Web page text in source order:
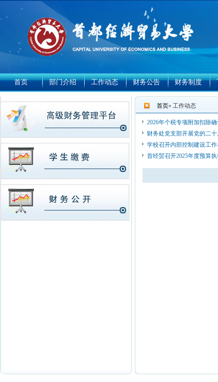
首页 部门介绍 工作动态 财务公告 财务制度
首页» 工作动态
2026年个税专项附加扣除
财务处党支部开展党的二
学校召开内部控制建设工
首经贸召开2025年度预算